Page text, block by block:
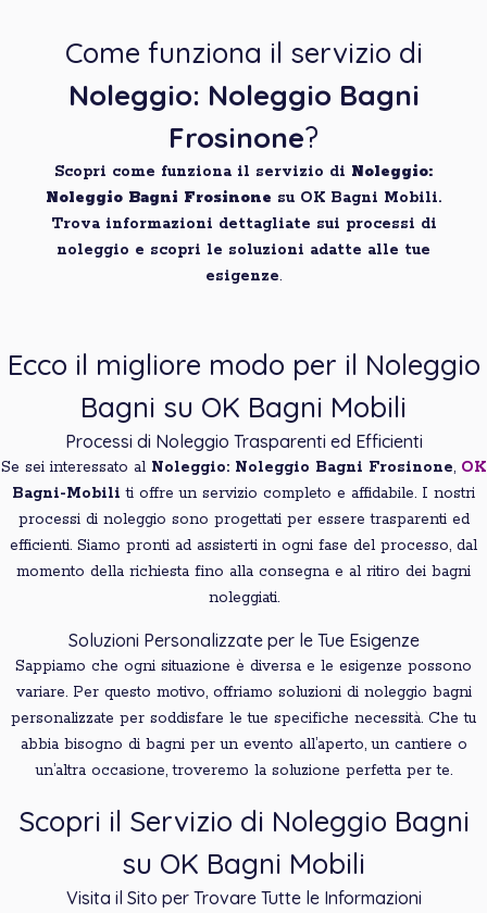
Come funziona il servizio di
Noleggio: Noleggio Bagni
Frosinone?
Scopri come funziona il servizio di Noleggio:
Noleggio Bagni Frosinone su OK Bagni Mobili.
Trova informazioni dettagliate sui processi di
noleggio e scopri le soluzioni adatte alle tue
esigenze.
Ecco il migliore modo per il Noleggio
Bagni su OK Bagni Mobili
Processi di Noleggio Trasparenti ed Efficienti
Se sei interessato al Noleggio: Noleggio Bagni Frosinone, OK
Bagni-Mobili ti offre un servizio completo e affidabile. I nostri
processi di noleggio sono progettati per essere trasparenti ed
efficienti. Siamo pronti ad assisterti in ogni fase del processo, dal
momento della richiesta fino alla consegna e al ritiro dei bagni
noleggiati.
Soluzioni Personalizzate per le Tue Esigenze
Sappiamo che ogni situazione è diversa e le esigenze possono
variare. Per questo motivo, offriamo soluzioni di noleggio bagni
personalizzate per soddisfare le tue specifiche necessità. Che tu
abbia bisogno di bagni per un evento all’aperto, un cantiere o
un’altra occasione, troveremo la soluzione perfetta per te.
Scopri il Servizio di Noleggio Bagni
su OK Bagni Mobili
Visita il Sito per Trovare Tutte le Informazioni